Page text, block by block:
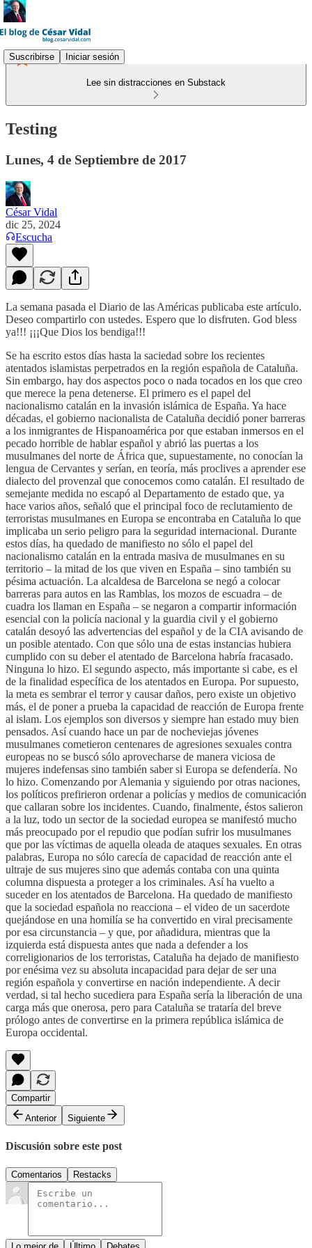
Suscribirse Iniciar sesión
Lee sin distracciones en Substack
Testing
Lunes, 4 de Septiembre de 2017
César Vidal
dic 25, 2024
Escucha
La semana pasada el Diario de las Américas publicaba este artículo.
Deseo compartirlo con ustedes. Espero que lo disfruten. God bless
ya!!! ¡¡¡Que Dios los bendiga!!!
Se ha escrito estos días hasta la saciedad sobre los recientes
atentados islamistas perpetrados en la región española de Cataluña.
Sin embargo, hay dos aspectos poco o nada tocados en los que creo
que merece la pena detenerse. El primero es el papel del
nacionalismo catalán en la invasión islámica de España. Ya hace
décadas, el gobierno nacionalista de Cataluña decidió poner barreras
a los inmigrantes de Hispanoamérica por que estaban inmersos en el
pecado horrible de hablar español y abrió las puertas a los
musulmanes del norte de África que, supuestamente, no conocían la
lengua de Cervantes y serían, en teoría, más proclives a aprender ese
dialecto del provenzal que conocemos como catalán. El resultado de
semejante medida no escapó al Departamento de estado que, ya
hace varios años, señaló que el principal foco de reclutamiento de
terroristas musulmanes en Europa se encontraba en Cataluña lo que
implicaba un serio peligro para la seguridad internacional. Durante
estos días, ha quedado de manifiesto no sólo el papel del
nacionalismo catalán en la entrada masiva de musulmanes en su
territorio – la mitad de los que viven en España – sino también su
pésima actuación. La alcaldesa de Barcelona se negó a colocar
barreras para autos en las Ramblas, los mozos de escuadra – de
cuadra los llaman en España – se negaron a compartir información
esencial con la policía nacional y la guardia civil y el gobierno
catalán desoyó las advertencias del español y de la CIA avisando de
un posible atentado. Con que sólo una de estas instancias hubiera
cumplido con su deber el atentado de Barcelona habría fracasado.
Ninguna lo hizo. El segundo aspecto, más importante si cabe, es el
de la finalidad específica de los atentados en Europa. Por supuesto,
la meta es sembrar el terror y causar daños, pero existe un objetivo
más, el de poner a prueba la capacidad de reacción de Europa frente
al islam. Los ejemplos son diversos y siempre han estado muy bien
pensados. Así cuando hace un par de nocheviejas jóvenes
musulmanes cometieron centenares de agresiones sexuales contra
europeas no se buscó sólo aprovecharse de manera viciosa de
mujeres indefensas sino también saber si Europa se defendería. No
lo hizo. Comenzando por Alemania y siguiendo por otras naciones,
los políticos prefirieron ordenar a policías y medios de comunicación
que callaran sobre los incidentes. Cuando, finalmente, éstos salieron
a la luz, todo un sector de la sociedad europea se manifestó mucho
más preocupado por el repudio que podían sufrir los musulmanes
que por las víctimas de aquella oleada de ataques sexuales. En otras
palabras, Europa no sólo carecía de capacidad de reacción ante el
ultraje de sus mujeres sino que además contaba con una quinta
columna dispuesta a proteger a los criminales. Así ha vuelto a
suceder en los atentados de Barcelona. Ha quedado de manifiesto
que la sociedad española no reacciona – el video de un sacerdote
quejándose en una homilía se ha convertido en viral precisamente
por esa circunstancia – y que, por añadidura, mientras que la
izquierda está dispuesta antes que nada a defender a los
correligionarios de los terroristas, Cataluña ha dejado de manifiesto
por enésima vez su absoluta incapacidad para dejar de ser una
región española y convertirse en nación independiente. A decir
verdad, si tal hecho sucediera para España sería la liberación de una
carga más que onerosa, pero para Cataluña se trataría del breve
prólogo antes de convertirse en la primera república islámica de
Europa occidental.
Compartir
Anterior
Siguiente
Discusión sobre este post
Comentarios Restacks